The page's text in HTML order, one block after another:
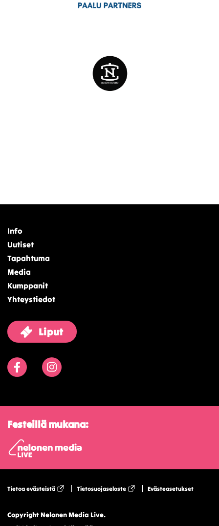
Info
Uutiset
Tapahtuma
Media
Kumppanit
Yhteystiedot
Liput
FacebookInstagram
Festeillä mukana:
Tietoa evästeistä Tietosuojaseloste Evästeasetukset
Copyright Nelonen Media Live.